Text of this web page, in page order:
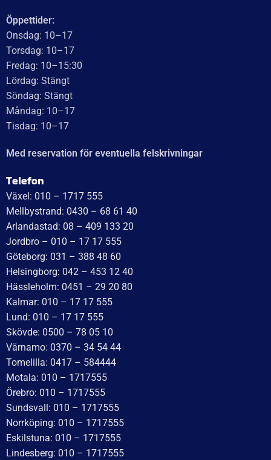
Öppettider:
Onsdag: 10–17
Torsdag: 10–17
Fredag: 10–15:30
Lördag: Stängt
Söndag: Stängt
Måndag: 10–17
Tisdag: 10–17
Med reservation för eventuella felskrivningar
Telefon
Växel: 010 – 1717 555
Mellbystrand: 0430 – 68 61 40
Arlandastad: 08 – 409 133 20
Jordbro – 010 – 17 17 555
Göteborg: 031 – 388 48 60
Helsingborg: 042 – 453 12 40
Hässleholm: 0451 – 29 20 80
Kalmar: 010 – 17 17 555
Lund: 010 – 17 17 555
Skövde: 0500 – 78 05 10
Värnamo: 0370 – 34 54 44
Tomelilla: 0417 – 584444
Motala: 010 – 1717555
Örebro: 010 – 1717555
Sundsvall: 010 – 1717555
Norrköping: 010 – 1717555
Eskilstuna: 010 – 1717555
Lindesberg: 010 – 1717555